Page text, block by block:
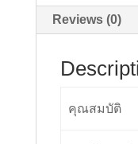
Reviews (0)
คุณสมบัติ